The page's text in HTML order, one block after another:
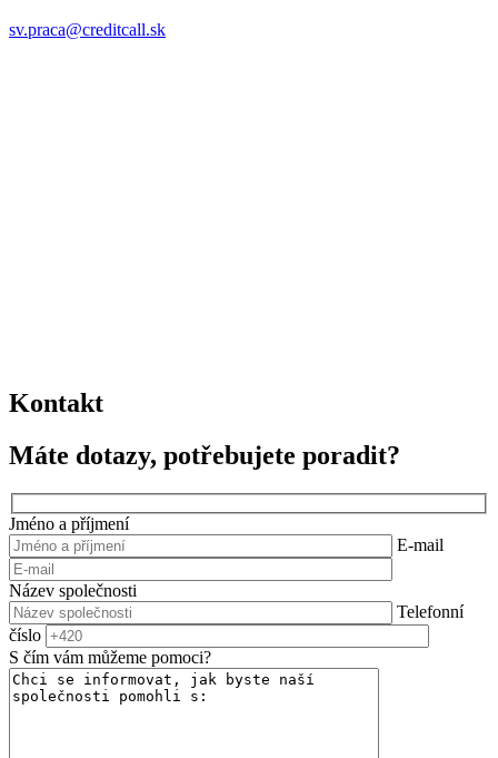
sv.praca@creditcall.sk
Kontakt
Máte dotazy, potřebujete poradit?
Jméno a příjmení
E-mail
Název společnosti
Telefonní
číslo
S čím vám můžeme pomoci?